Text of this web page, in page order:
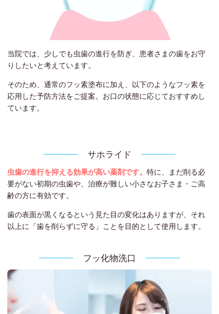
当院では、少しでも虫歯の進行を防ぎ、患者さまの歯をお守
りしたいと考えています。
そのため、通常のフッ素塗布に加え、以下のようなフッ素を
応用した予防方法をご提案。お口の状態に応じておすすめし
ています。
サホライド
虫歯の進行を抑える効果が高い薬剤です。 特に、まだ削る必
要がない初期の虫歯や、治療が難しい小さなお子さま・ご高
齢の方に有効です。
歯の表面が黒くなるという見た目の変化はありますが、それ
以上に「歯を削らずに守る」ことを目的として使用します。
フッ化物洗口